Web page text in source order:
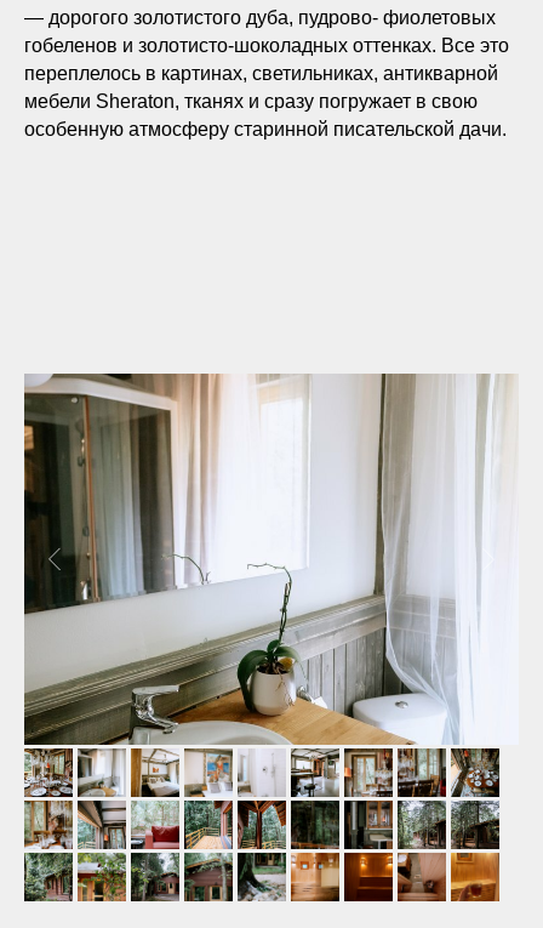
— дорогого золотистого дуба, пудрово- фиолетовых
гобеленов и золотисто-шоколадных оттенках. Все это
переплелось в картинах, светильниках, антикварной
мебели Sheraton, тканях и сразу погружает в свою
особенную атмосферу старинной писательской дачи.